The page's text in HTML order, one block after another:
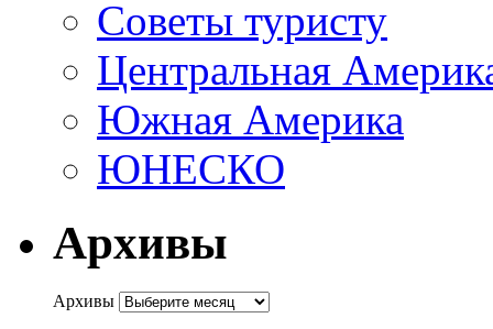
Советы туристу
Центральная
Южная Америка
ЮНЕСКО
Архивы
Архивы